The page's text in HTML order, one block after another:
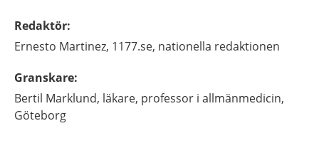
Redaktör:
Ernesto Martinez, 1177.se, nationella redaktionen
Granskare:
Bertil Marklund, läkare, professor i allmänmedicin,
Göteborg